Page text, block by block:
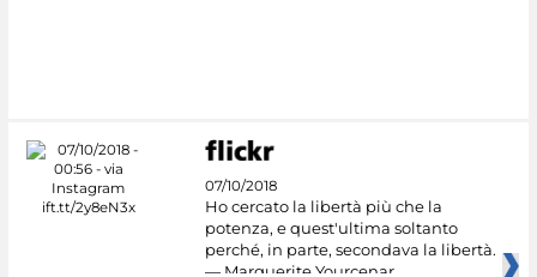
07/10/2018
Ho cercato la libertà più che la
potenza, e quest'ultima soltanto
perché, in parte, secondava la libertà.
— Marguerite Yourcenar